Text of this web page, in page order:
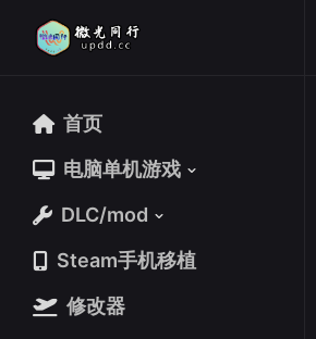
首页
电脑单机游戏
DLC/mod
Steam手机移植
修改器
首页
电脑单机游戏
DLC/mod
Steam手机移植
修改器